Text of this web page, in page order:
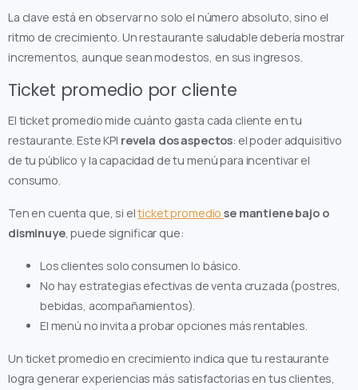
La clave está en observar no solo el número absoluto, sino el
ritmo de crecimiento. Un restaurante saludable debería mostrar
incrementos, aunque sean modestos, en sus ingresos.
Ticket promedio por cliente
El ticket promedio mide cuánto gasta cada cliente en tu
restaurante. Este KPI revela dos aspectos: el poder adquisitivo
de tu público y la capacidad de tu menú para incentivar el
consumo.
Ten en cuenta que, si elticket promediose mantiene bajo o
disminuye, puede significar que:
Los clientes solo consumen lo básico.
No hay estrategias efectivas de venta cruzada (postres,
bebidas, acompañamientos).
El menú no invita a probar opciones más rentables.
Un ticket promedio en crecimiento indica que tu restaurante
logra generar experiencias más satisfactorias en tus clientes,